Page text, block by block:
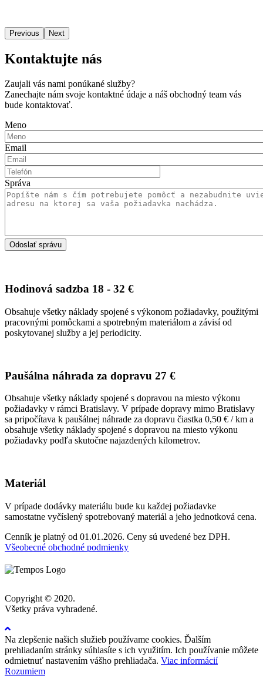
Previous Next
Kontaktujte nás
Zaujali vás nami ponúkané služby?
Zanechajte nám svoje kontaktné údaje a náš obchodný team vás
bude kontaktovať.
Meno
Email
Správa
Hodinová sadzba 18 - 32 €
Obsahuje všetky náklady spojené s výkonom požiadavky, použitými
pracovnými pomôckami a spotrebným materiálom a závisí od
poskytovanej služby a jej periodicity.
Paušálna náhrada za dopravu 27 €
Obsahuje všetky náklady spojené s dopravou na miesto výkonu
požiadavky v rámci Bratislavy. V prípade dopravy mimo Bratislavy
sa pripočítava k paušálnej náhrade za dopravu čiastka 0,50 € / km a
obsahuje všetky náklady spojené s dopravou na miesto výkonu
požiadavky podľa skutočne najazdených kilometrov.
Materiál
V prípade dodávky materiálu bude ku každej požiadavke
samostatne vyčíslený spotrebovaný materiál a jeho jednotková cena.
Cenník je platný od 01.01.2026. Ceny sú uvedené bez DPH.
Všeobecné obchodné podmienky
Copyright © 2020.
Všetky práva vyhradené.
Na zlepšenie našich služieb používame cookies. Ďalším
prehliadaním stránky súhlasíte s ich využitím. Ich používanie môžete
odmietnuť nastavením vášho prehliadača. Viac informácií
Rozumiem